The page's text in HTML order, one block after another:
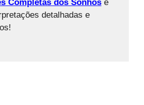
Completas dos Sonhos e
detalhadas e